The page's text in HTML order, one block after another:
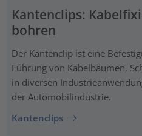
Kantenclips:
bohren
Der Kantenclip ist eine
Führung von Kabelbäumen,
in diversen
der Automobilindustrie.
Kantenclips